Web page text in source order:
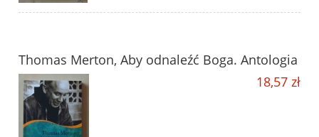
Thomas Merton, Aby odnaleźć Boga. Antologia
18,57 zł